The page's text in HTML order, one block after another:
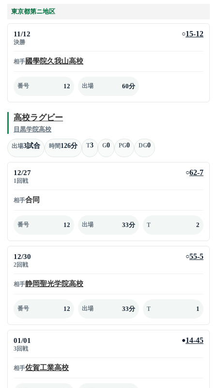
東京都第ニ地区
11/12
決勝
○15-12
相手國學院久我山高校
番号 12 出場 60分
高校ラグビー
目黒学院高校
出場3試合 時間126分 T3 G0 PG0 DG0
12/27
1回戦
○62-7
相手合同
番号 12 出場 33分 T 2
12/30
2回戦
○55-5
相手静岡聖光学院高校
番号 12 出場 33分 T 1
01/01
3回戦
●14-45
相手佐賀工業高校